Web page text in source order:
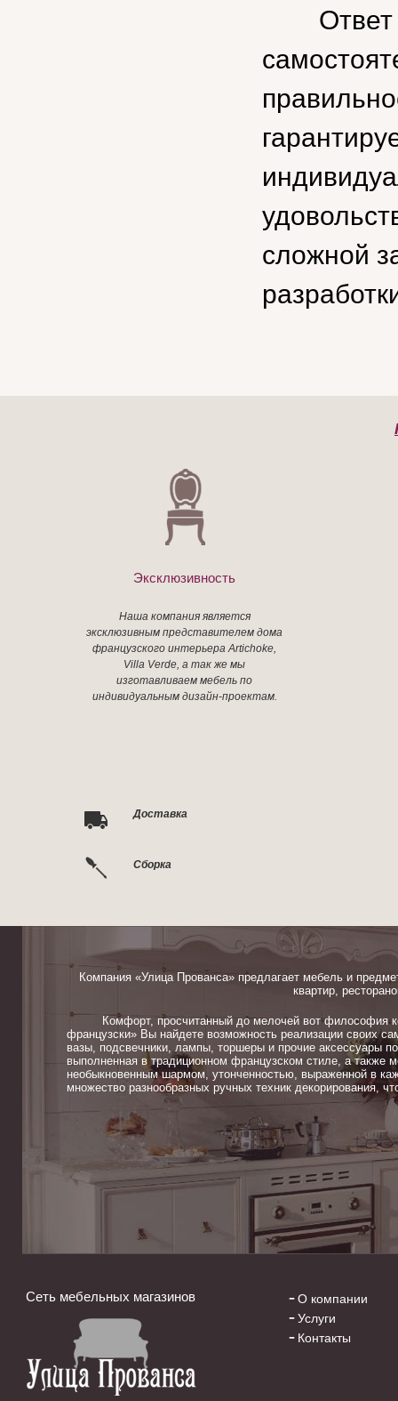
сложной
Эксклюзивность
Наша компания является
эксклюзивным представителем дома
французского интерьера Artichoke,
Villa Verde, а так же мы
изготавливаем мебель по
индивидуальным дизайн-проектам.
Доставка
Сборка
Компания «Улица Прованса» предлагает мебель и
квартир,
Комфорт, просчитанный до мелочей вот философия
французски» Вы найдете возможность реализации своих
вазы, подсвечники, лампы, торшеры и прочие аксессуары
выполненная в традиционном французском стиле, а также
необыкновенным шармом, утонченностью, выраженной в
множество разнообразных ручных техник декорирования,
Сеть мебельных магазинов
О компании
Услуги
Контакты